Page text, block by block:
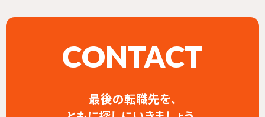
CONTACT
最後の転職先を、